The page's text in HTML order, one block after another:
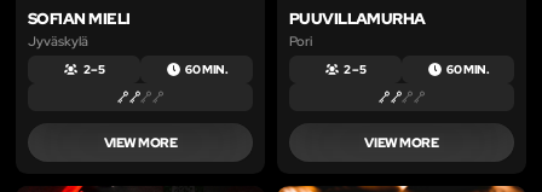
SOFIAN MIELI
Jyväskylä
2 – 5 60 MIN.
VIEW MORE
PUUVILLAMURHA
Pori
2 – 5 60 MIN.
VIEW MORE